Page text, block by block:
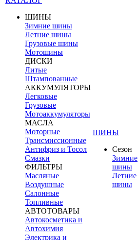
ШИНЫ
Зимние шины
Летние шины
Грузовые шины
Мотошины
ДИСКИ
Литые
Штампованные
АККУМУЛЯТОРЫ
Легковые
Грузовые
Мотоаккумуляторы
МАСЛА
Моторные
Трансмиссионные
Антифриз и Тосол
Смазки
ФИЛЬТРЫ
Масляные
Воздушные
Салонные
Топливные
АВТОТОВАРЫ
Автокосметика и
Автохимия
Электрика и
ШИНЫ
Сезон
Зимние
шины
Летние
шины